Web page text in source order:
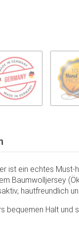
ist ein echtes Must-
Baumwolljersey
hautfreundlich
bequemen Halt und